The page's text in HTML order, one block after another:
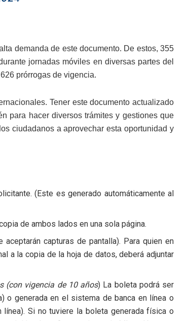
demanda de este documento. De estos, 355
jornadas móviles en diversas partes del
prórrogas de vigencia.
Tener este documento actualizado
para hacer diversos trámites y gestiones que
ciudadanos a aprovechar esta oportunidad y
(Este es generado automáticamente al
de ambos lados en una sola página.
capturas de pantalla). Para quien en
a la copia de la hoja de datos, deberá adjuntar
(con vigencia de 10 años) La boleta podrá ser
o generada en el sistema de banca en línea o
Si no tuviere la boleta generada física o